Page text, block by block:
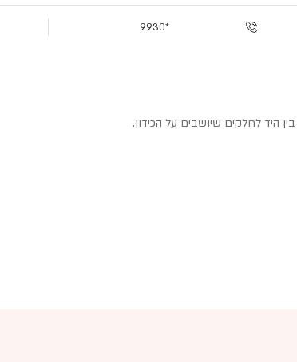
*9930
היד לחלקים שיושבים על הכידון.